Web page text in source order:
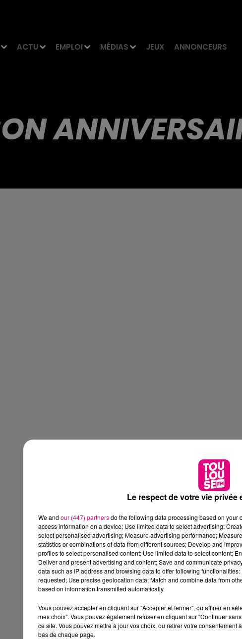
ACTU EMPLOI MÉDIAS JEUX ANNONCEURS
Le respect de votre vie privée
We and our (447) partnersdo the following data processing based on your
access information on a device; Use limited data to select advertising;
select personalised advertising; Measure advertising performance;
statistics or combinations of data from different sources; Develop and
profiles to select personalised content; Use limited data to select content;
Deliver and present advertising and content; Save and communicate
data such as IP address and browsing data to offer following
requested; Use precise geolocation data; Match and combine data from
based on information transmitted automatically.
Vous pouvez accepter en cliquant sur "Accepter et fermer", ou affiner en
mes choix". Vous pouvez également refuser en cliquant sur "Continuer
ce site. Vous pouvez mettre à jour vos choix, ou retirer votre consentement
bas de chaque page.